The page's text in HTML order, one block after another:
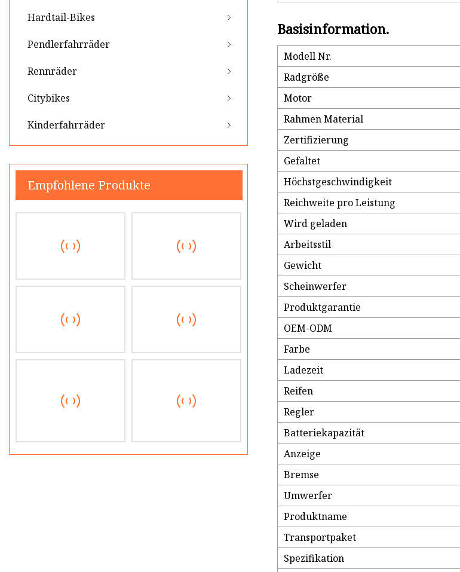
Hardtail-Bikes
Pendlerfahrräder
Rennräder
Citybikes
Kinderfahrräder
Empfohlene Produkte
Basisinformation.
Modell Nr.
Radgröße
Motor
Rahmen Material
Zertifizierung
Gefaltet
Höchstgeschwindigkeit
Reichweite pro Leistung
Wird geladen
Arbeitsstil
Gewicht
Scheinwerfer
Produktgarantie
OEM-ODM
Farbe
Ladezeit
Reifen
Regler
Batteriekapazität
Anzeige
Bremse
Umwerfer
Produktname
Transportpaket
Spezifikation